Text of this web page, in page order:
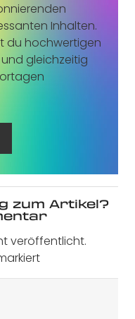
Inhalten.
du hochwertigen
gleichzeitig
zum Artikel?
veröffentlicht.